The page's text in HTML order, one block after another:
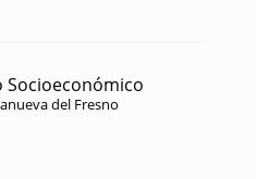
Socioeconómico
del Fresno